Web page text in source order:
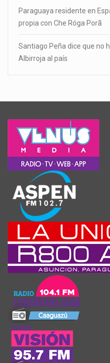
Paraguaya residente en
propia con Che Róga Porã
Santiago Peña dice que no
Albirroja al país